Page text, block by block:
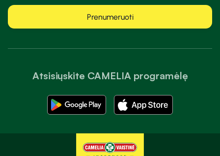
Atsisiųskite CAMELIA programėlę
Prenumeruoti